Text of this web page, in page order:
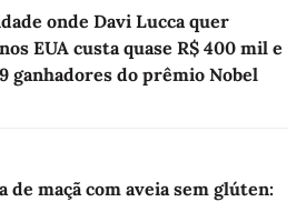
onde Davi Lucca quer
EUA custa quase R$ 400 mil e
ganhadores do prêmio Nobel
de maçã com aveia sem glúten: